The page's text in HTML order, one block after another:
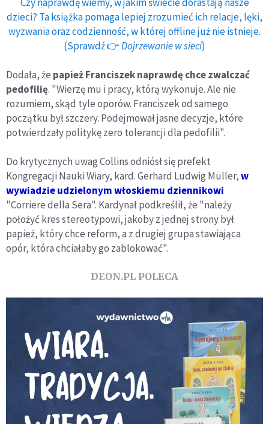
dzieci? Ta książka pomaga lepiej zrozumieć ich relacje, lęki,
wyzwania oraz codzienność, w której offline już nie istnieje.
(Sprawdź 👉Dojrzewanie w sieci)
Dodała, że papież Franciszek naprawdę chce zwalczać
pedofilię. "Wierzę mu i pracy, którą wykonuje. Ale nie
rozumiem, skąd tyle oporów. Franciszek od samego
początku był szczery. Podejmował jasne decyzje, które
potwierdzały politykę zero tolerancji dla pedofilii".
Do krytycznych uwag Collins odniósł się prefekt
Kongregacji Nauki Wiary, kard. Gerhard Ludwig Müller,w
wywiadzie udzielonym włoskiemu dziennikowi
"Corriere della Sera". Kardynał podkreślił, że "należy
położyć kres stereotypowi, jakoby z jednej strony był
papież, który chce reform, a z drugiej grupa stawiająca
opór, która chciałaby go zablokować".
DEON.PL POLECA